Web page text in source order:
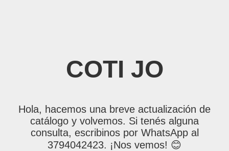
COTI JO
Hola, hacemos una breve actualización de
catálogo y volvemos. Si tenés alguna
consulta, escribinos por WhatsApp al
3794042423. ¡Nos vemos! 😊